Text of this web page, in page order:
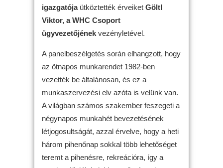
igazgatójaütköztették érveiket Göltl
Viktor, a WHC Csoport
ügyvezetőjének vezényletével.
A panelbeszélgetés során elhangzott, hogy
az ötnapos munkarendet 1982-ben
vezették be általánosan, és ez a
munkaszervezési elv azóta is velünk van.
A világban számos szakember feszegeti a
négynapos munkahét bevezetésének
létjogosultságát, azzal érvelve, hogy a heti
három pihenőnap sokkal több lehetőséget
teremt a pihenésre, rekreációra, így a